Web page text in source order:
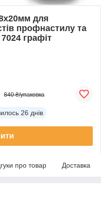
для
профнастилу та
графіт
840 ₴/упаковка
26 днів
про товар Доставка